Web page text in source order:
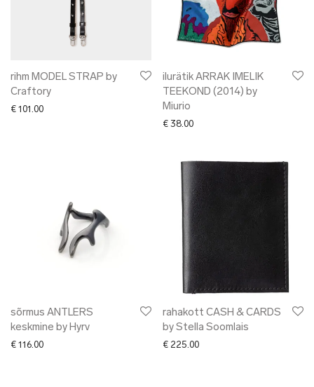
rihm MODEL STRAP by
Craftory
€ 101.00
ilurätik ARRAK IMELIK
TEEKOND (2014) by
Miurio
€ 38.00
sõrmus ANTLERS
keskmine by Hyrv
€ 116.00
rahakott CASH & CARDS
by Stella Soomlais
€ 225.00